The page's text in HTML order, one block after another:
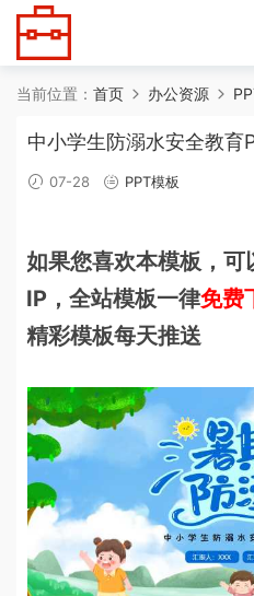
当前位置： 首页 办公资源
中小学生防溺水安全教
07-28 PPT模板
如果您喜欢本模板，可
IP，全站模板一律免费
精彩模板每天推送